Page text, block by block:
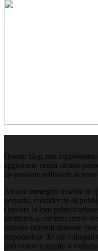
Questo blog non
aggiornato senza alcuna
un prodotto editoriale ai
Alcune immagini inserite in
pertanto, considerate di
Qualora la loro
invitiamo a comunicarcelo
saranno immediatamente
responsabile dei siti
può essere soggetto a